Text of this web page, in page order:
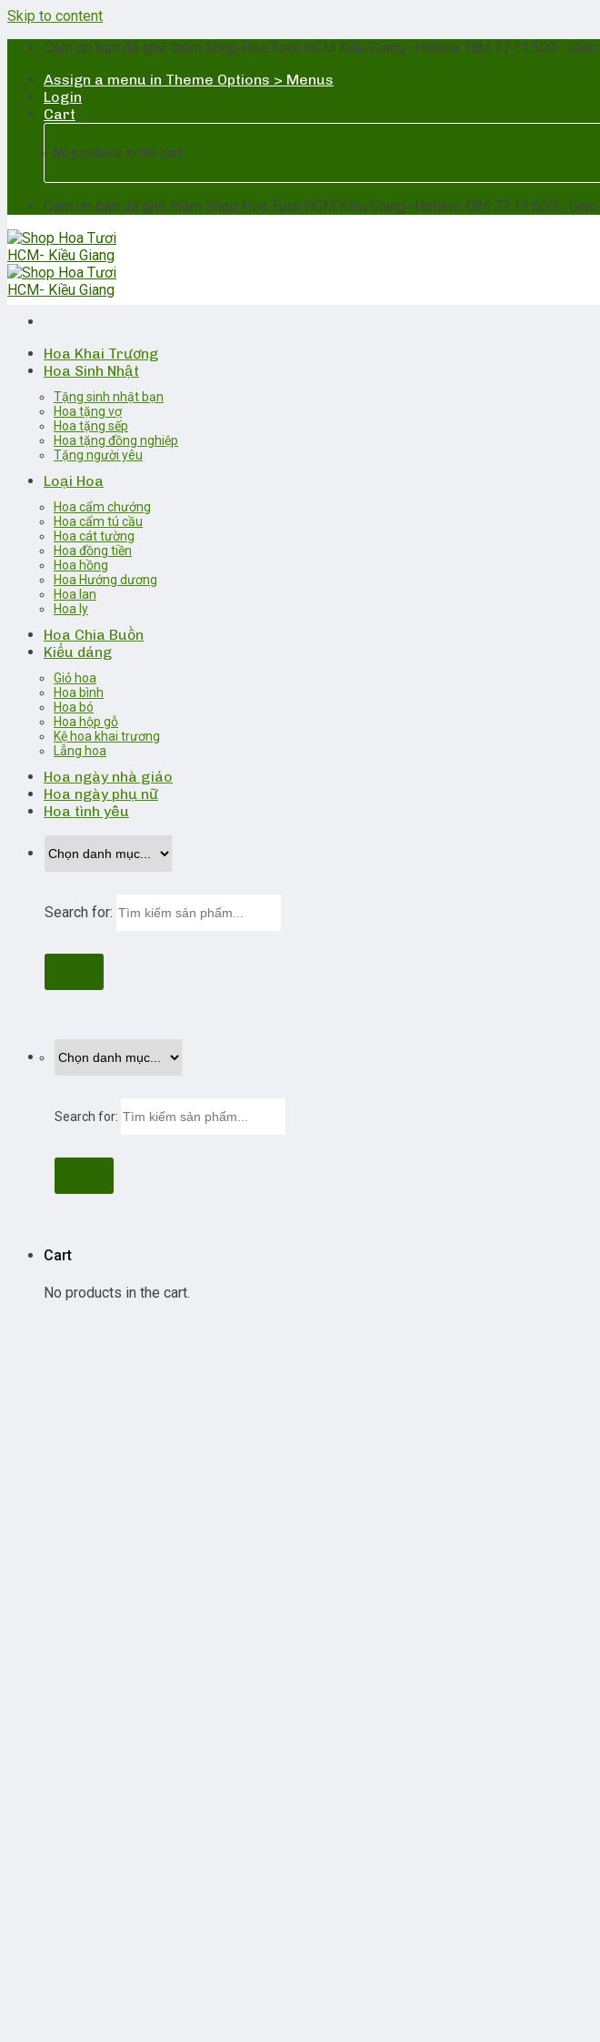
Skip to content
Cảm ơn bạn đã ghé thăm Shop Hoa Tươi HCM Kiều Giang -Hotline: 084.77.11.600 - Giao
Assign a menu in Theme Options > Menus
Login
Cart
No products in the cart.
Cảm ơn bạn đã ghé thăm Shop Hoa Tươi HCM Kiều Giang -Hotline: 084.77.11.600 - Giao
Hoa Khai Trương
Hoa Sinh Nhật
Tặng sinh nhật bạn
Hoa tặng vợ
Hoa tặng sếp
Hoa tặng đồng nghiệp
Tặng người yêu
Loại Hoa
Hoa cẩm chướng
Hoa cẩm tú cầu
Hoa cát tường
Hoa đồng tiền
Hoa hồng
Hoa Hướng dương
Hoa lan
Hoa ly
Hoa Chia Buồn
Kiểu dáng
Giỏ hoa
Hoa bình
Hoa bó
Hoa hộp gỗ
Kệ hoa khai trương
Lẵng hoa
Hoa ngày nhà giáo
Hoa ngày phụ nữ
Hoa tình yêu
Search for:
Search for:
Cart
No products in the cart.